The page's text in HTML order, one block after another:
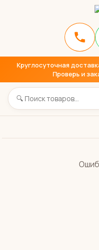
Круглосуточная
Проверь и